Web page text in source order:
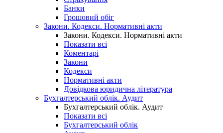
Банки
Грошовий обіг
Закони. Кодекси. Нормативні акти
Закони. Кодекси. Нормативні акти
Показати всі
Коментарі
Закони
Кодекси
Нормативні акти
Довідкова юридична література
Бухгалтерський облік. Аудит
Бухгалтерський облік. Аудит
Показати всі
Бухгалтерський облік